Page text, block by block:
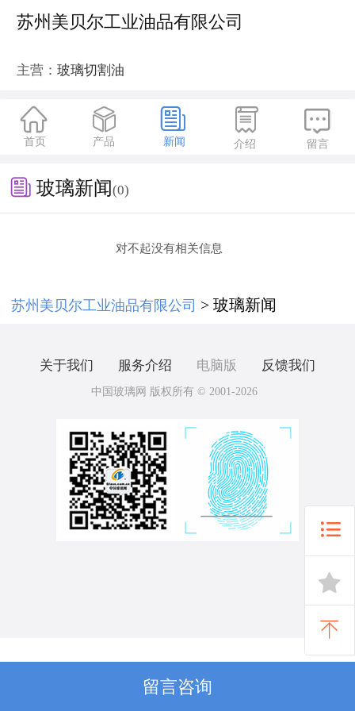
苏州美贝尔工业油品有限公司
主营： 玻璃切割油

首页

产品

新闻

介绍

留言
 玻璃新闻(0)
对不起没有相关信息
留言咨询
苏州美贝尔工业油品有限公司 > 玻璃新闻
关于我们 服务介绍 电脑版 反馈我们
中国玻璃网 版权所有 © 2001-2026


